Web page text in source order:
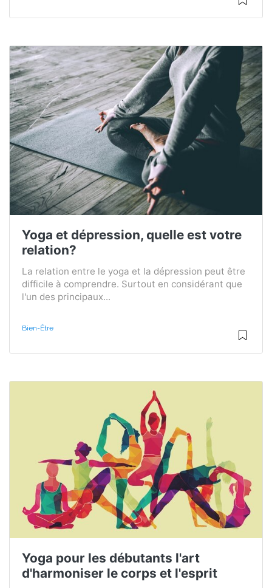
Yoga et dépression, quelle est votre
relation?
La relation entre le yoga et la dépression peut être
difficile à comprendre. Surtout en considérant que
l'un des principaux...
Bien-Être
Yoga pour les débutants l'art
d'harmoniser le corps et l'esprit